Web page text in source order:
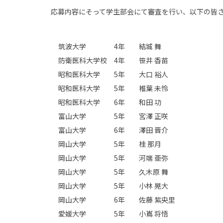
応募内容にそって学生部会にて審査を行い、以下の皆
筑波大学 4年 結城 舞
防衛医科大学校 4年 笹井 香苗
昭和医科大学 5年 大口 裕人
昭和医科大学 5年 椎葉 未怜
昭和医科大学 6年 和田 功
富山大学 5年 宮澤 正咲
富山大学 6年 澤田 晋介
岡山大学 5年 桂 那月
岡山大学 5年 河端 亜弥
岡山大学 5年 久木原 舞
岡山大学 5年 小林 晃大
岡山大学 6年 佐藤 紫央里
愛媛大学 5年 小嶌 将悟